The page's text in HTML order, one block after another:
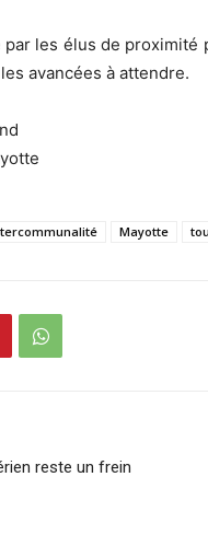
les élus de
avancées à attendre.
Mayotte
reste un frein